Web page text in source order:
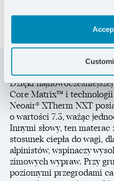
Dzięki
Core Matrix™ i
Neoair® XTherm NXT
o wartości 7.3, ważąc
Innymi słowy, ten materac
stosunek ciepła do wagi,
alpinistów, wspinaczy
zimowych wypraw. Przy
poziomymi przegrodami